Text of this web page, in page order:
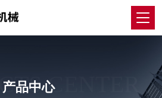
CENTER
产品中心